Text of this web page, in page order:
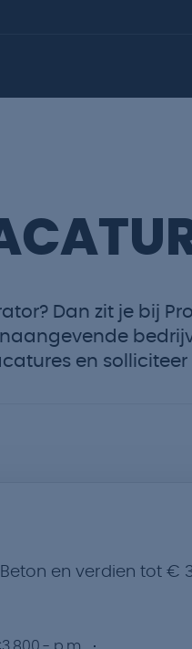
Dan zit je bij
en solliciteer
en verdien tot €